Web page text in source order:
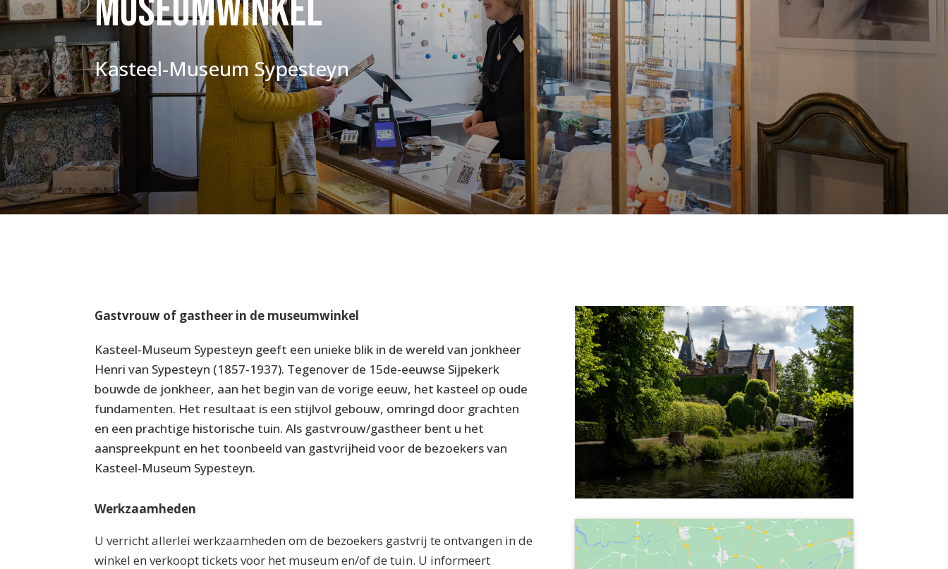
museumwinkel
Kasteel-Museum Sypesteyn
Gastvrouw of gastheer in de museumwinkel
Kasteel-Museum Sypesteyn geeft een unieke blik in de wereld van jonkheer
Henri van Sypesteyn (1857-1937). Tegenover de 15de-eeuwse Sijpekerk
bouwde de jonkheer, aan het begin van de vorige eeuw, het kasteel op oude
fundamenten. Het resultaat is een stijlvol gebouw, omringd door grachten
en een prachtige historische tuin. Als gastvrouw/gastheer bent u het
aanspreekpunt en het toonbeeld van gastvrijheid voor de bezoekers van
Kasteel-Museum Sypesteyn.
Werkzaamheden
U verricht allerlei werkzaamheden om de bezoekers gastvrij te ontvangen in de
winkel en verkoopt tickets voor het museum en/of de tuin. U informeert